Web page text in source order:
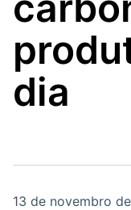
dia
13 de novembro